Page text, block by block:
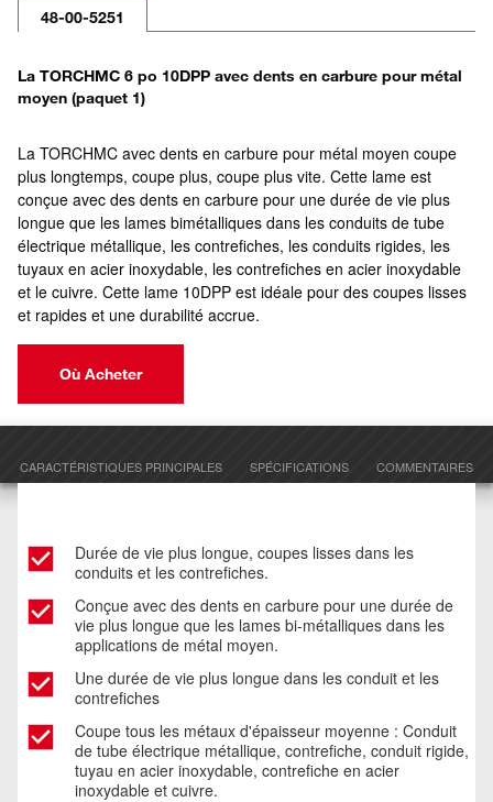
48-00-5251
La TORCHMC 6 po 10DPP avec dents en carbure pour métal
moyen (paquet 1)
La TORCHMC avec dents en carbure pour métal moyen coupe
plus longtemps, coupe plus, coupe plus vite. Cette lame est
conçue avec des dents en carbure pour une durée de vie plus
longue que les lames bimétalliques dans les conduits de tube
électrique métallique, les contrefiches, les conduits rigides, les
tuyaux en acier inoxydable, les contrefiches en acier inoxydable
et le cuivre. Cette lame 10DPP est idéale pour des coupes lisses
et rapides et une durabilité accrue.
Où Acheter
CARACTÉRISTIQUES PRINCIPALES SPÉCIFICATIONS COMMENTAIRES
Durée de vie plus longue, coupes lisses dans les
conduits et les contrefiches.
Conçue avec des dents en carbure pour une durée de
vie plus longue que les lames bi-métalliques dans les
applications de métal moyen.​
Une durée de vie plus longue dans les conduit et les
contrefiches ​
Coupe tous les métaux d'épaisseur moyenne : Conduit
de tube électrique métallique, contrefiche, conduit rigide,
tuyau en acier inoxydable, contrefiche en acier
inoxydable et cuivre.